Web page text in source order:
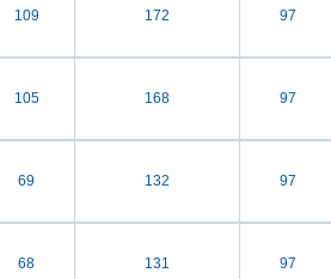
109 172 97
105 168 97
69 132 97
68 131 97